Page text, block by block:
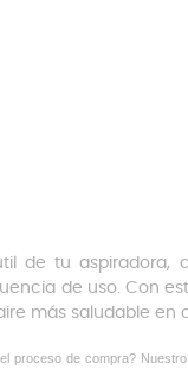
de tu aspiradora,
de uso. Con
más saludable en
proceso de compra?